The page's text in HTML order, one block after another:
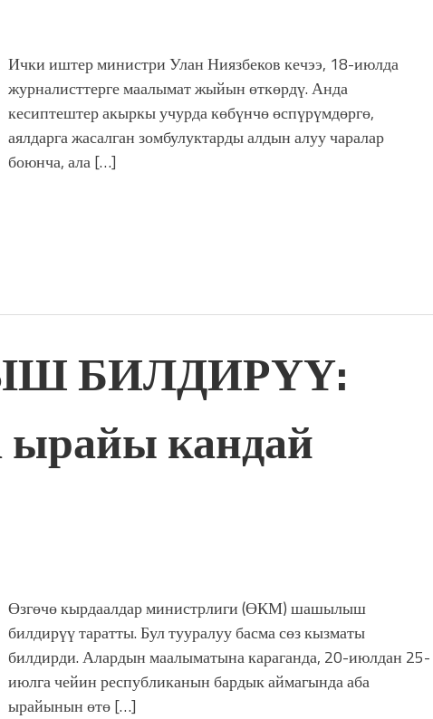
Ички иштер министри Улан Ниязбеков кечээ, 18-июлда
журналисттерге маалымат жыйын өткөрдү. Анда
кесиптештер акыркы учурда көбүнчө өспүрүмдөргө,
аялдарга жасалган зомбулуктарды алдын алуу чаралар
боюнча, ала […]
БИЛДИРҮҮ:
кандай
Өзгөчө кырдаалдар министрлиги (ӨКМ) шашылыш
билдирүү таратты. Бул тууралуу басма сөз кызматы
билдирди. Алардын маалыматына караганда, 20-июлдан 25-
июлга чейин республиканын бардык аймагында аба
ырайынын өтө […]